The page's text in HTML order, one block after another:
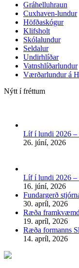
Gráhelluhraun
Cuxhaven-lundur
Höfðaskógur
Klifsholt
Skólalundur
Seldalur
Undirhlíðar
Vatnshlíðarlundur
Værðarlundur á
Nýtt í fréttum
Líf í lundi 2026 –
26. júní, 2026
Líf í lundi 2026 –
16. júní, 2026
Fundargerð
30. apríl, 2026
Ræða
19. apríl, 2026
Ræða formanns
14. apríl, 2026